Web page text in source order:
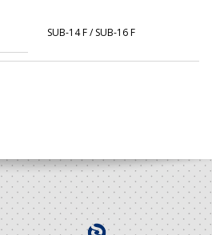
SUB-14 F / SUB-16 F
Minis F / SUB-13 F